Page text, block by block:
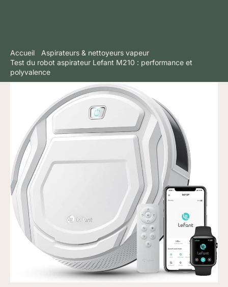
Accueil
Aspirateurs & nettoyeurs vapeur
Test du robot aspirateur Lefant M210 : performance et
polyvalence